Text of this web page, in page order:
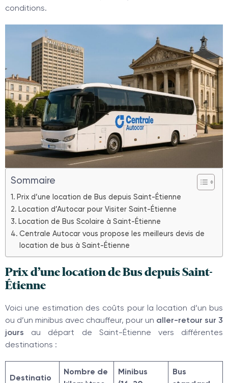
conditions.
Sommaire
Prix d’une location de Bus depuis Saint-Étienne
Location d’Autocar pour Visiter Saint-Étienne
Location de Bus Scolaire à Saint-Étienne
Centrale Autocar vous propose les meilleurs devis de
location de bus à Saint-Étienne
Prix d’une location de Bus depuis Saint-
Étienne
Voici une estimation des coûts pour la location d’un bus
ou d’un minibus avec chauffeur, pour un aller-retour sur 3
jours au départ de Saint-Étienne vers différentes
destinations :
Destinatio
Nombre de
Minibus
Bus